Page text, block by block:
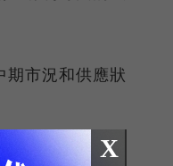
期市況和供應狀
NXP X